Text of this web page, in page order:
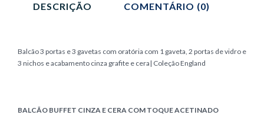
DESCRIÇÃO COMENTÁRIO (0)
Balcão 3 portas e 3 gavetas com oratória com 1 gaveta, 2 portas de vidro e
3 nichos e acabamento cinza grafite e cera| Coleção England
BALCÃO BUFFET CINZA E CERA COM TOQUE ACETINADO